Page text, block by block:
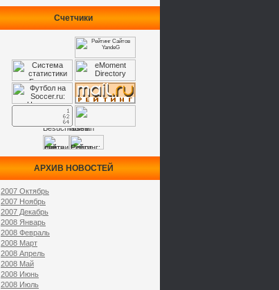
Счетчики
АРХИВ НОВОСТЕЙ
2007 Октябрь
2007 Ноябрь
2007 Декабрь
2008 Январь
2008 Февраль
2008 Март
2008 Апрель
2008 Май
2008 Июнь
2008 Июль